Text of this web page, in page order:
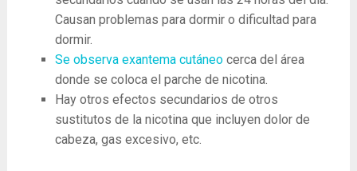
Causan problemas para dormir o dificultad para
dormir.
Se observa exantema cutáneo cerca del área
donde se coloca el parche de nicotina.
Hay otros efectos secundarios de otros
sustitutos de la nicotina que incluyen dolor de
cabeza, gas excesivo, etc.